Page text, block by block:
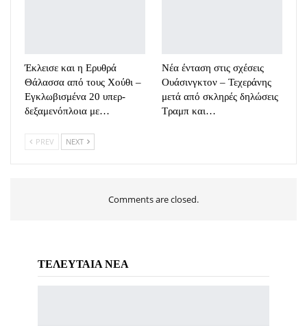
Έκλεισε και η Ερυθρά
Θάλασσα από τους Χούθι –
Εγκλωβισμένα 20 υπερ-
δεξαμενόπλοια με…
Νέα ένταση στις σχέσεις
Ουάσινγκτον – Τεχεράνης
μετά από σκληρές δηλώσεις
Τραμπ και…
PREV NEXT
Comments are closed.
ΤΕΛΕΥΤΑΙΑ ΝΕΑ